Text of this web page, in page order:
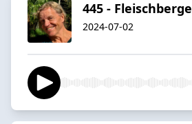
445 - Fleischberge
2024-07-02